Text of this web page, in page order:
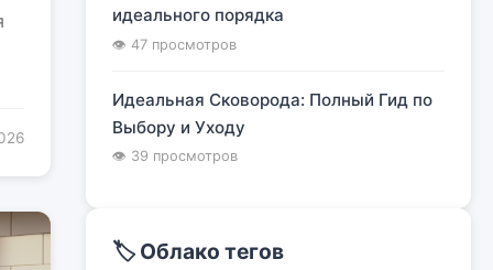
идеального порядка
👁 47 просмотров
Идеальная Сковорода: Полный Гид по
Выбору и Уходу
👁 39 просмотров
🏷️ Облако тегов